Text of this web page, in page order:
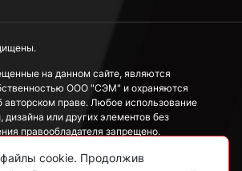
на данном сайте, являются
ООО "СЭМ" и охраняются
авторском праве. Любое использование
дизайна или других элементов без
правообладателя запрещено.
на сайте, носит исключительно
cookie. Продолжив